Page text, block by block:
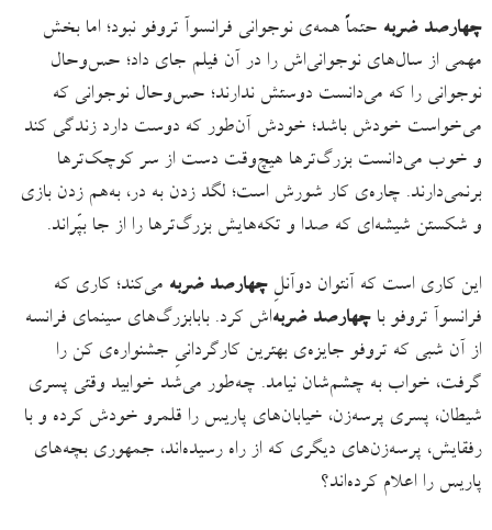
چهارصد ضربه حتماً همه‌ی نوجوانی فرانسوآ تروفو نبود؛ اما بخش
مهمی از سال‌های نوجوانی‌اش را در آن فیلم جای داد؛ حس‌وحال
نوجوانی را که می‌دانست دوستش ندارند؛ حس‌وحال نوجوانی که
می‌خواست خودش باشد؛ خودش آن‌طور که دوست دارد زندگی کند
و خوب می‌دانست بزرگ‌ترها هیچ‌وقت دست از سر کوچک‌ترها
برنمی‌دارند. چاره‌ی کار شورش است؛ لگد زدن به در، به‌هم زدن بازی
و شکستن شیشه‌ای که صدا و تکه‌هایش بزرگ‌ترها را از جا بپّراند.
این کاری است که آنتوان دوآنلِچهارصد ضربه می‌کند؛ کاری که
فرانسوآ تروفو باچهارصد ضربه‌اش کرد. بابابزرگ‌های سینمای فرانسه
از آن شبی که تروفو جایزه‌ی بهترین کارگردانیِ جشنواره‌ی کن را
گرفت، خواب به چشم‌شان نیامد. چه‌طور می‌شد خوابید وقتی پسری
شیطان، پسری پرسه‌زن، خیابان‌های پاریس را قلمرو خودش کرده و با
رفقایش، پرسه‌‌زن‌های دیگری که از راه رسیده‌اند، جمهوری بچه‌های
پاریس را اعلام کرده‌اند؟